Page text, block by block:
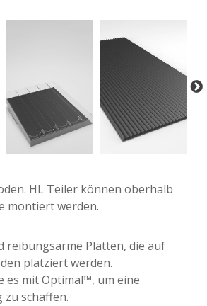
HL Teiler können oberhalb
montiert werden.
reibungsarme Platten, die auf
platziert werden.
es mit Optimal™, um eine
schaffen.